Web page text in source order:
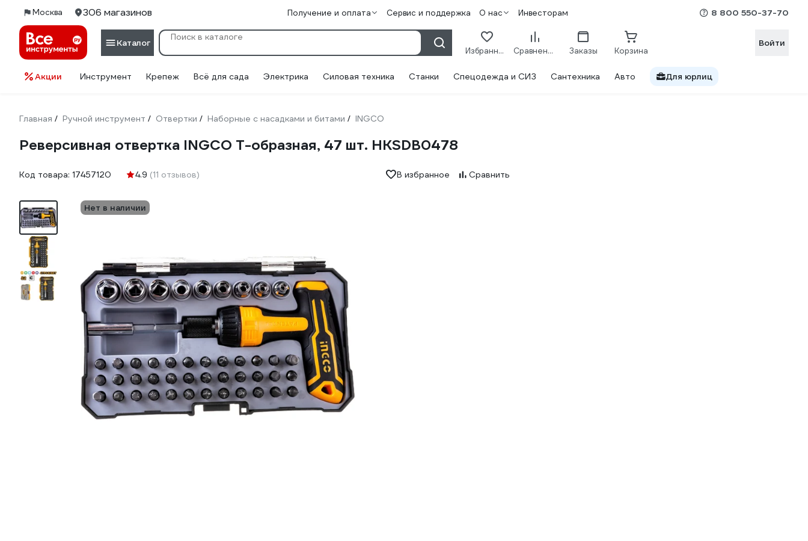
Москва 306 магазинов Получение и оплата Сервис и поддержка О нас Инвесторам 8 800 550-37-70
Каталог
Избранное Сравнение Заказы Корзина
Войти
Акции Инструмент Крепеж Всё для сада Электрика Силовая техника Станки Спецодежда и СИЗ Сантехника Авто Для юрлиц
Главная / Ручной инструмент / Отвертки / Наборные с насадками и битами / INGCO
Реверсивная отвертка INGCO Т-образная, 47 шт. HKSDB0478
Код товара: 17457120 4.9 (11 отзывов) В избранное Сравнить
Нет в наличии